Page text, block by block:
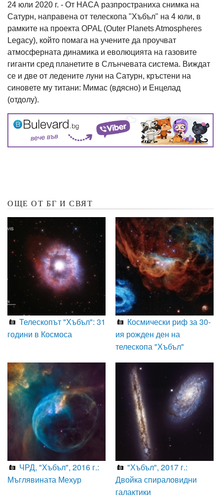
24 юли 2020 г. - От НАСА разпространиха снимка на
Сатурн, направена от телескопа "Хъбъл" на 4 юли, в
рамките на проекта OPAL (Outer Planets Atmospheres
Legacy), който помага на учените да проучват
атмосферната динамика и еволюцията на газовите
гиганти сред планетите в Слънчевата система. Виждат
се и две от ледените луни на Сатурн, кръстени на
синовете му титани: Мимас (вдясно) и Енцелад
(отдолу).
ОЩЕ ОТ БГ И СВЯТ
Телескопът "Хъбъл": 31
години в Космоса
Космически риф за 30-
ия рожден ден на
телескопа "Хъбъл"
ЧРД, "Хъбъл", 2016 г.:
Мъглявината Мехур
"Хъбъл", 2017 г.:
Двойка спираловидни
галактики